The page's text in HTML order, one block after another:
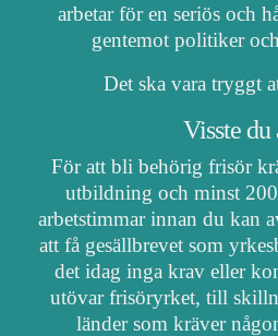
arbetar för en seriös och
gentemot politiker
Det ska vara tryggt
Visste du
För att bli behörig frisör
utbildning och minst
arbetstimmar innan du kan
att få gesällbrevet som
det idag inga krav eller
utövar frisöryrket, till
länder som kräver